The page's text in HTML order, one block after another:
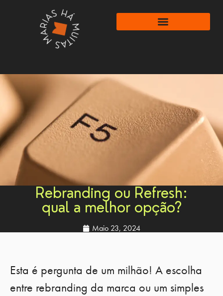
Rebranding ou Refresh:
qual a melhor opção?
Maio 23, 2024
Esta é pergunta de um milhão! A escolha
entre rebranding da marca ou um simples